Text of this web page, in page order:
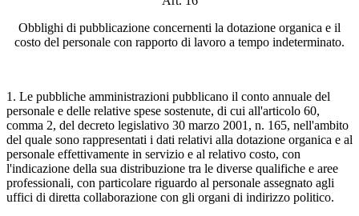
Obblighi di pubblicazione concernenti la dotazione organica e il
costo del personale con rapporto di lavoro a tempo indeterminato.
1. Le pubbliche amministrazioni pubblicano il conto annuale del
personale e delle relative spese sostenute, di cui all'articolo 60,
comma 2, del decreto legislativo 30 marzo 2001, n. 165, nell'ambito
del quale sono rappresentati i dati relativi alla dotazione organica e al
personale effettivamente in servizio e al relativo costo, con
l'indicazione della sua distribuzione tra le diverse qualifiche e aree
professionali, con particolare riguardo al personale assegnato agli
uffici di diretta collaborazione con gli organi di indirizzo politico.